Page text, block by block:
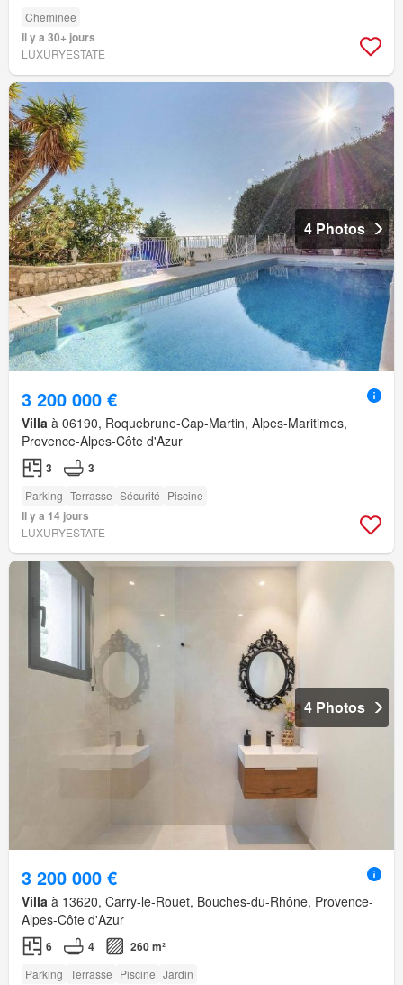
Cheminée
Il y a 30+ jours
LUXURYESTATE
4 Photos
3 200 000 €
Villa à 06190, Roquebrune-Cap-Martin, Alpes-Maritimes,
Provence-Alpes-Côte d'Azur
3 3
Parking Terrasse Sécurité Piscine
Il y a 14 jours
LUXURYESTATE
4 Photos
3 200 000 €
Villa à 13620, Carry-le-Rouet, Bouches-du-Rhône, Provence-
Alpes-Côte d'Azur
6 4 260 m²
Parking Terrasse Piscine Jardin